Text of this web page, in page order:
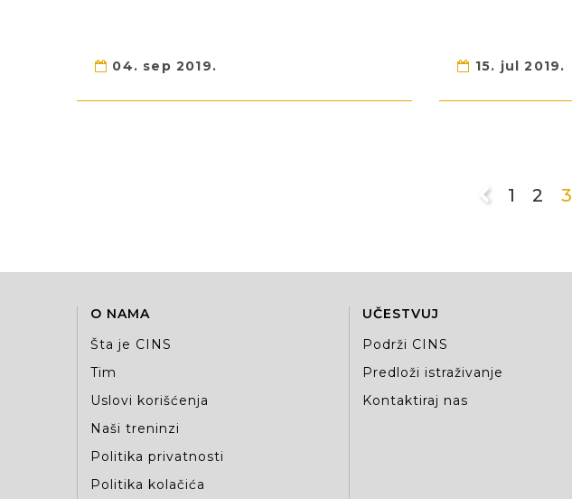
04. sep 2019. 15. jul 2019.
1 2 3
O NAMA
Šta je CINS
Tim
Uslovi korišćenja
Naši treninzi
Politika privatnosti
Politika kolačića
UČESTVUJ
Podrži CINS
Predloži istraživanje
Kontaktiraj nas